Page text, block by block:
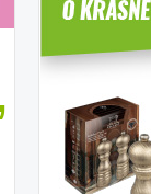
ženským